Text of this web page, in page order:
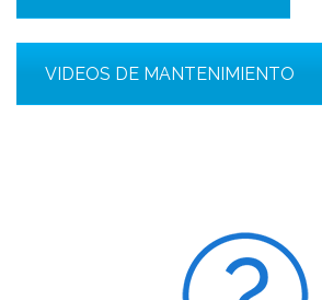
VIDEOS DE MANTENIMIENTO